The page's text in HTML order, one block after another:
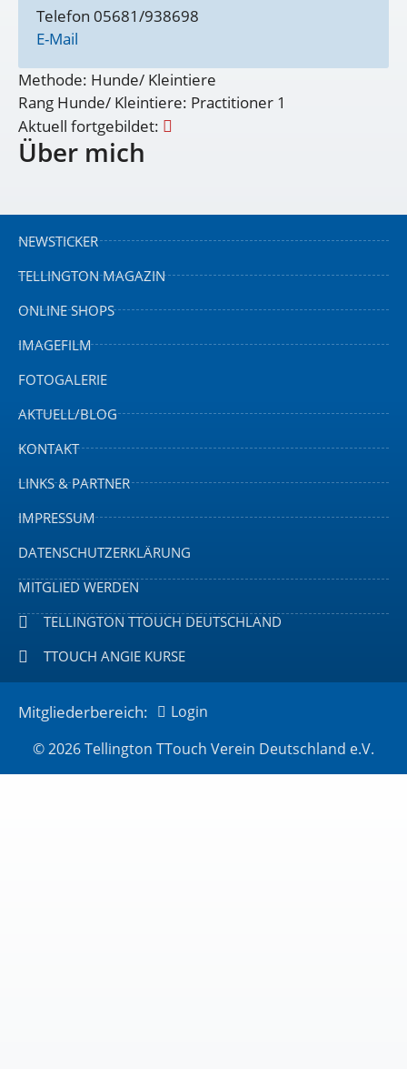
Telefon 05681/938698
E-Mail
Methode: Hunde/ Kleintiere
Rang Hunde/ Kleintiere: Practitioner 1
Aktuell fortgebildet:
Über mich
NEWSTICKER
TELLINGTON MAGAZIN
ONLINE SHOPS
IMAGEFILM
FOTOGALERIE
AKTUELL/BLOG
KONTAKT
LINKS & PARTNER
IMPRESSUM
DATENSCHUTZERKLÄRUNG
MITGLIED WERDEN
TELLINGTON TTOUCH DEUTSCHLAND
TTOUCH ANGIE KURSE
© 2026 Tellington TTouch Verein Deutschland e.V.
Mitgliederbereich: Login